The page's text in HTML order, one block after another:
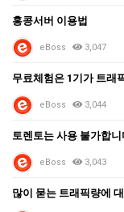
홍콩서버 이용법
eBoss 3,047
무료체험은 1기가 트래
eBoss 3,044
eBoss 3,043
많이 묻는 트래픽량에